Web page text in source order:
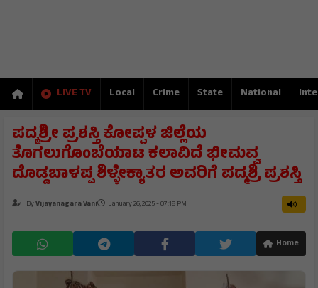
LIVE TV Local Crime State National
ಪದ್ಮಶ್ರೀ ಪ್ರಶಸ್ತಿ ಕೋಪ್ಪಳ ಜಿಲ್ಲೆಯ
ತೊಗಲುಗೊಂಬೆಯಾಟ ಕಲಾವಿದೆ ಭೀಮವ್ವ
ದೊಡ್ಡಬಾಳಪ್ಪ ಶಿಳ್ಳೇಕ್ಯಾತರ ಅವರಿಗೆ ಪದ್ಮಶ್ರಿ ಪ್ರಶಸ್ತಿ
ByVijayanagara Vani January 26, 2025 - 07:18 PM
Home